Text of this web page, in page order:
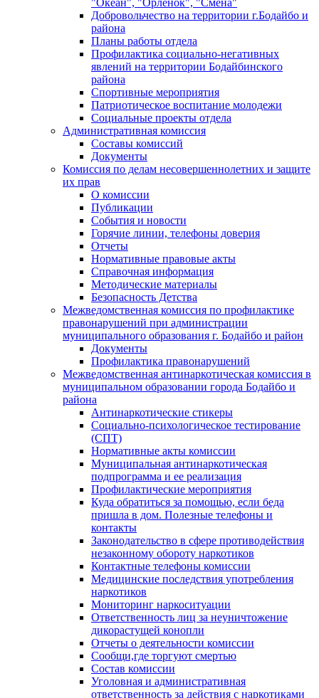
"Океан", "Орленок", "Смена"
Добровольчество на территории г.Бодайбо и
района
Планы работы отдела
Профилактика социально-негативных
явлений на территории Бодайбинского
района
Спортивные мероприятия
Патриотическое воспитание молодежи
Социальные проекты отдела
Административная комиссия
Составы комиссий
Документы
Комиссия по делам несовершеннолетних и защите
их прав
О комиссии
Публикации
События и новости
Горячие линии, телефоны доверия
Отчеты
Нормативные правовые акты
Справочная информация
Методические материалы
Безопасность Детства
Межведомственная комиссия по профилактике
правонарушений при администрации
муниципального образования г. Бодайбо и район
Документы
Профилактика правонарушений
Межведомственная антинаркотическая комиссия в
муниципальном образовании города Бодайбо и
района
Антинаркотические стикеры
Социально-психологическое тестирование
(СПТ)
Нормативные акты комиссии
Муниципальная антинаркотическая
подпрограмма и ее реализация
Профилактические мероприятия
Куда обратиться за помощью, если беда
пришла в дом. Полезные телефоны и
контакты
Законодательство в сфере противодействия
незаконному обороту наркотиков
Контактные телефоны комиссии
Медицинские последствия употребления
наркотиков
Мониторинг наркоситуации
Ответственность лиц за неуничтожение
дикорастущей конопли
Отчеты о деятельности комиссии
Сообщи,где торгуют смертью
Состав комиссии
Уголовная и административная
ответственность за действия с наркотиками